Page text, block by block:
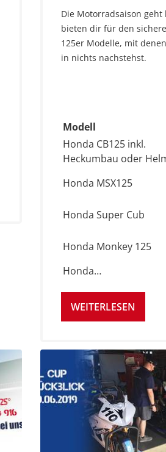
Die Motorradsaison
bieten dir für den
125er Modelle, mit
in nichts nachstehst.
Modell
Honda CB125 inkl.
Heckumbau oder
Honda MSX125
Honda Super Cub
Honda Monkey 125
Honda…
WEITERLESEN